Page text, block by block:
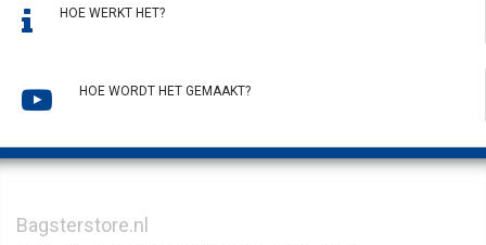
HOE WERKT HET?
HOE WORDT HET GEMAAKT?
Bagsterstore.nl